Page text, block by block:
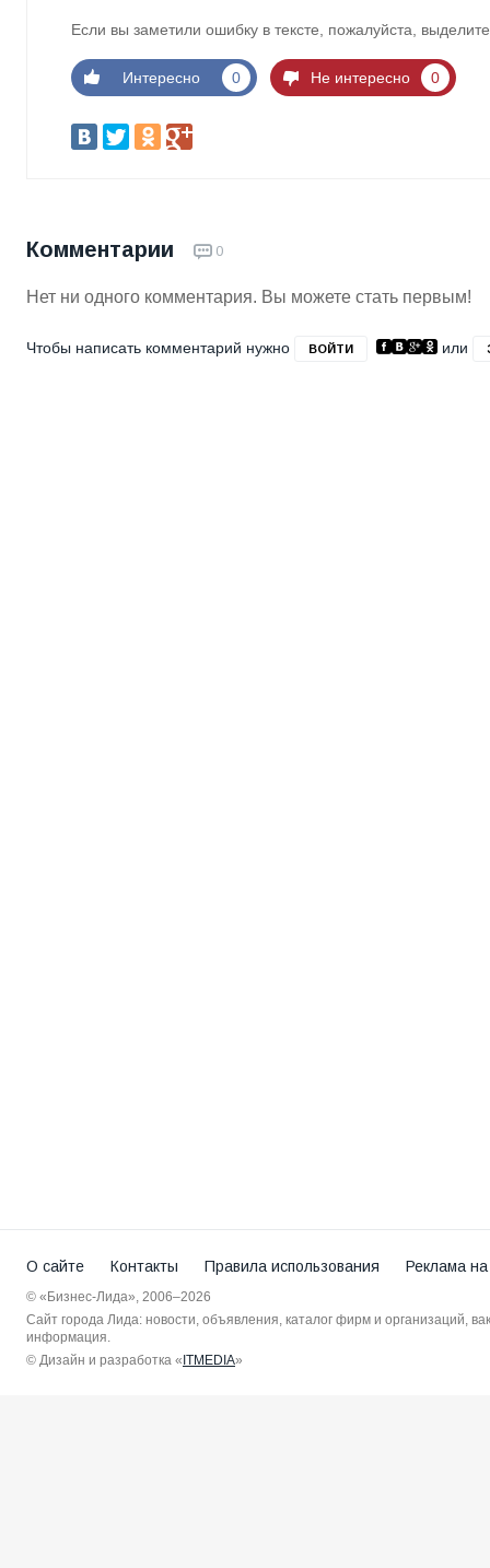
Если вы заметили ошибку в тексте, пожалуйста,
Интересно 0 Не интересно 0
Комментарии 0
Нет ни одного комментария. Вы можете стать первым!
Чтобы написать комментарий нужно ВОЙТИ или
О сайте Контакты Правила использования Реклама
© «Бизнес-Лида», 2006–2026
Сайт города Лида: новости, объявления, каталог фирм и организаций,
информация.
© Дизайн и разработка « ITMEDIA»